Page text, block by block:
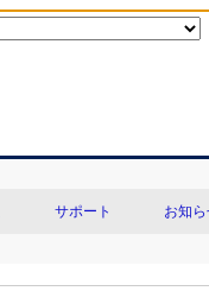
サポート お知